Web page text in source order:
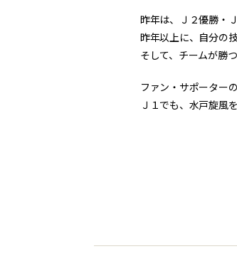
昨年は、Ｊ２優勝・
昨年以上に、自分の
そして、チームが勝
ファン・サポーター
Ｊ１でも、水戸旋風